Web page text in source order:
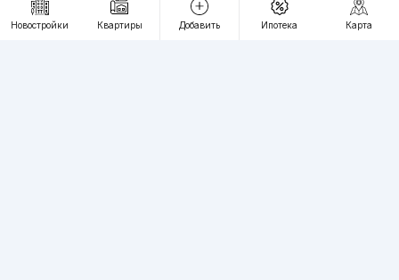
Новостройки Квартиры Добавить Ипотека Карта
+998 (93) 390-30-10